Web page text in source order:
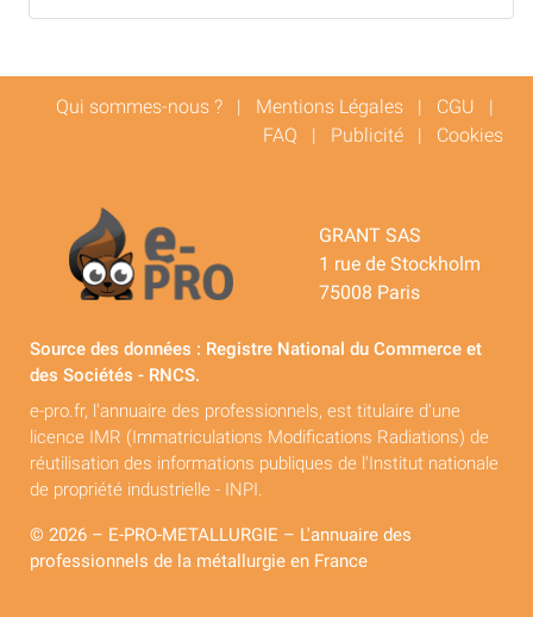
Qui sommes-nous ? | Mentions Légales | CGU |
FAQ | Publicité | Cookies
GRANT SAS
1 rue de Stockholm
75008 Paris
Source des données : Registre National du Commerce et
des Sociétés - RNCS.
e-pro.fr, l'annuaire des professionnels, est titulaire d'une
licence IMR (Immatriculations Modifications Radiations) de
réutilisation des informations publiques de l'Institut nationale
de propriété industrielle - INPI.
© 2026 – E-PRO-METALLURGIE – L'annuaire des
professionnels de la métallurgie en France